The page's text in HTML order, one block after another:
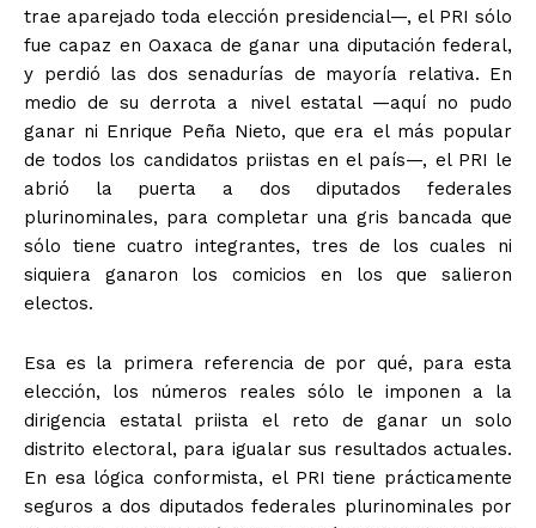
trae aparejado toda elección presidencial—, el PRI sólo
fue capaz en Oaxaca de ganar una diputación federal,
y perdió las dos senadurías de mayoría relativa. En
medio de su derrota a nivel estatal —aquí no pudo
ganar ni Enrique Peña Nieto, que era el más popular
de todos los candidatos priistas en el país—, el PRI le
abrió la puerta a dos diputados federales
plurinominales, para completar una gris bancada que
sólo tiene cuatro integrantes, tres de los cuales ni
siquiera ganaron los comicios en los que salieron
electos.
Esa es la primera referencia de por qué, para esta
elección, los números reales sólo le imponen a la
dirigencia estatal priista el reto de ganar un solo
distrito electoral, para igualar sus resultados actuales.
En esa lógica conformista, el PRI tiene prácticamente
seguros a dos diputados federales plurinominales por